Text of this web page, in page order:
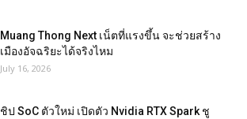
Muang Thong Next เน็ตที่แรงขึ้น จะช่วยสร้าง
เมืองอัจฉริยะได้จริงไหม
July 16, 2026
ชิป SoC ตัวใหม่ เปิดตัว Nvidia RTX Spark ชู